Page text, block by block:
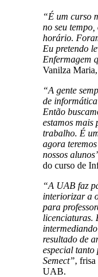
“É um curso
no seu
horário.
Eu pretendo
Enfermagem
Vanilza
“A gente
de
Então
estamos mais
trabalho. É
agora
nossos
do curso de
“A UAB faz
interiorizar a
para
licenciaturas.
resultado de
especial
Semect”, frisa
UAB.